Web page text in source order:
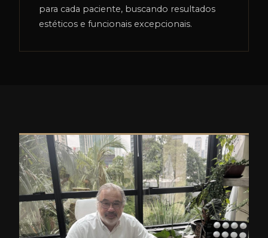
para cada paciente, buscando resultados
estéticos e funcionais excepcionais.